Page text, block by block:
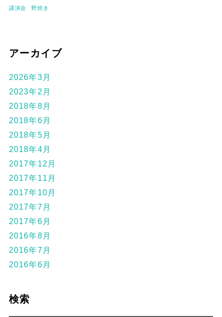
講演会 野焼き
アーカイブ
2026年3月
2023年2月
2018年8月
2018年6月
2018年5月
2018年4月
2017年12月
2017年11月
2017年10月
2017年7月
2017年6月
2016年8月
2016年7月
2016年6月
検索